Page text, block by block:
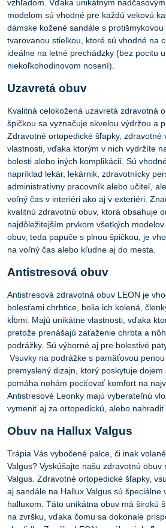
vzhľadom. Vďaka unikátnym
modelom sú vhodné pre každú vekovú
dámske kožené sandále s
tvarovanou stielkou, ktoré sú vhodné na
ideálne na letné prechádzky (bez pocitu
niekoľkohodinovom nosení).
Uzavretá obuv
Kvalitná celokožená uzavretá zdravotná
špičkou sa vyznačuje skvelou výdržou a
Zdravotné ortopedické šľapky, zdravotné
vlastnosti, vďaka ktorým v nich vydržíte
bolesti alebo iných komplikácií. Sú
napríklad lekár, lekárnik, zdravotnícky
administratívny pracovník alebo učiteľ,
voľný čas v interiéri ako aj v exteriéri.
kvalitnú zdravotnú obuv, ktorá obsahuje
najdôležitejším prvkom všetkých
obuv, teda papuče s plnou špičkou, je
na voľný čas alebo kľudne aj do mesta.
Antistresová obuv
Antistresová zdravotná obuv LEON je
bolesťami chrbtice, bolia ich kolená,
kĺbmi. Majú unikátne vlastnosti, vďaka
pretože prenášajú zaťaženie chrbta a
podrážky. Sú výborné aj pre bolestivé
Vsuvky na podrážke s pamäťovou
premyslený dizajn, ktorý poskytuje
pomáha nohám pociťovať komfort na
Antistresové Leonky majú vyberateľnú
vymeniť aj za ortopedickú, alebo
Obuv na Hallux Valgus
Trápia Vás vybočené palce, či inak
Valgus? Vyskúšajte našu zdravotnú obuv
Valgus. Zdravotné ortopedické šľapky,
aj sandále na Hallux Valgus sú špeciálne
halluxom. Táto unikátna obuv má širokú
na zvršku, vďaka čomu sa dokonale